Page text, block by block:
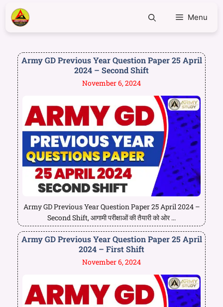
Menu
Army GD Previous Year Question Paper 25 April
2024 – Second Shift
November 6, 2024
Army GD Previous Year Question Paper 25 April 2024 –
Second Shift, आगामी परीक्षाओं की तैयारी को ओर ...
Army GD Previous Year Question Paper 25 April
2024 – First Shift
November 6, 2024